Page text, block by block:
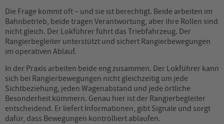
Die Frage kommt oft – und sie ist berechtigt. Beide arbeiten im
Bahnbetrieb, beide tragen Verantwortung, aber ihre Rollen sind
nicht gleich. Der Lokführer führt das Triebfahrzeug. Der
Rangierbegleiter unterstützt und sichert Rangierbewegungen
im operativen Ablauf.
In der Praxis arbeiten beide eng zusammen. Der Lokführer kann
sich bei Rangierbewegungen nicht gleichzeitig um jede
Sichtbeziehung, jeden Wagenabstand und jede örtliche
Besonderheit kümmern. Genau hier ist der Rangierbegleiter
entscheidend. Er liefert Informationen, gibt Signale und sorgt
dafür, dass Bewegungen kontrolliert ablaufen.